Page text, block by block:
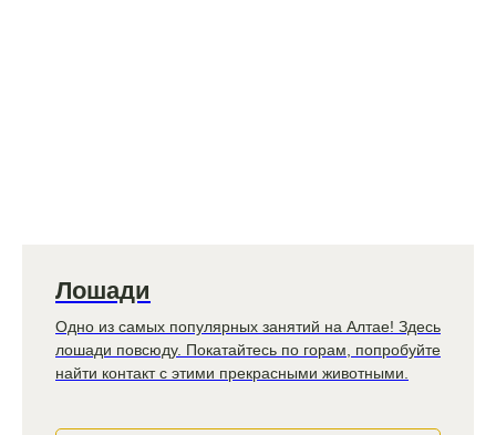
Лошади
Одно из самых популярных занятий на Алтае! Здесь
лошади повсюду. Покатайтесь по горам, попробуйте
найти контакт с этими прекрасными животными.